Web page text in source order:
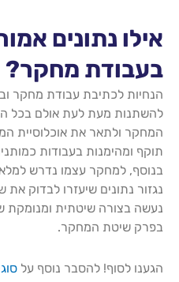
אילו נתונים
בעבודת מחקר?
הנחיות לכתיבת עבודת מחקר
להשתנות מעת לעת אולם בכל
המחקר ולתאר את אוכלוסיית
תוקף ומהימנות בעבודות
בנוסף, למחקר עצמו נדרש
נגזור נתונים שיעזרו לבדוק
נעשה בצורה שיטתית ומנומקת
בפרק שיטת המחקר.
הגענו לסוף! להסבר נוסף על